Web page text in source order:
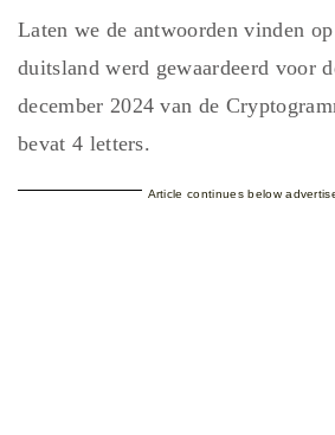
Laten we de antwoorden vinden
duitsland werd gewaardeerd voor
december 2024 van de
bevat 4 letters.
Article continues below